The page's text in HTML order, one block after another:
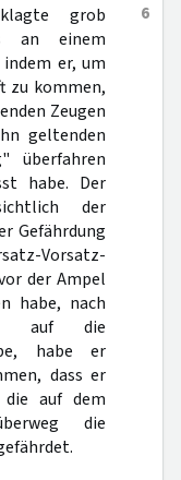
6
grob
an einem
er, um
zu kommen,
Zeugen
geltenden
überfahren
habe. Der
der
Gefährdung
Vorsatz-
der Ampel
habe, nach
auf die
habe er
dass er
auf dem
die